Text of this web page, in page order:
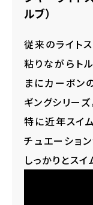
ルブ）
従来のライト
粘りながらト
まにカーボン
ギングシリーズ
特に近年スイ
チュエーショ
しっかりとス